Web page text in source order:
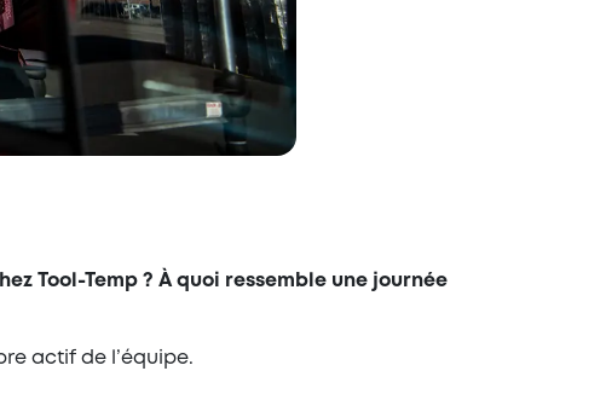
Tool-Temp ? À quoi ressemble une journée
actif de l’équipe.